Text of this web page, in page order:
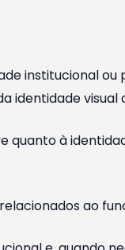
institucional ou
identidade visual
quanto à
ao